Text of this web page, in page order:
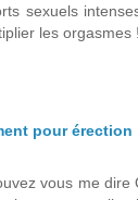
sexuels
les orgasmes !
pour érection
vous me dire